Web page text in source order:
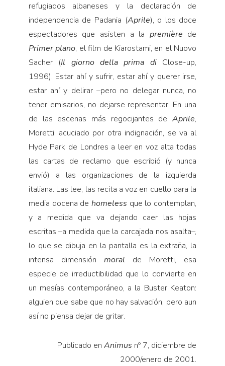
refugiados albaneses y la declaración de
independencia de Padania (Aprile), o los doce
espectadores que asisten a la première de
Primer plano, el film de Kiarostami, en el Nuovo
Sacher (Il giorno della prima di Close-up,
1996). Estar ahí y sufrir, estar ahí y querer irse,
estar ahí y delirar –pero no delegar nunca, no
tener emisarios, no dejarse representar. En una
de las escenas más regocijantes deAprile,
Moretti, acuciado por otra indignación, se va al
Hyde Park de Londres a leer en voz alta todas
las cartas de reclamo que escribió (y nunca
envió) a las organizaciones de la izquierda
italiana. Las lee, las recita a voz en cuello para la
media docena de homeless que lo contemplan,
y a medida que va dejando caer las hojas
escritas –a medida que la carcajada nos asalta–,
lo que se dibuja en la pantalla es la extraña, la
intensa dimensión moral de Moretti, esa
especie de irreductibilidad que lo convierte en
un mesías contemporáneo, a la Buster Keaton:
alguien que sabe que no hay salvación, pero aun
así no piensa dejar de gritar.
Publicado enAnimus nº 7, diciembre de
2000/enero de 2001.